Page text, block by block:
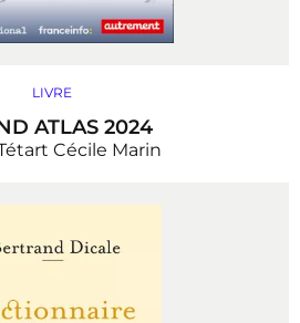
LIVRE
ATLAS 2024
Cécile Marin